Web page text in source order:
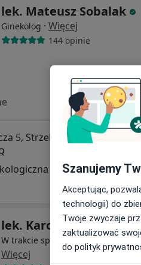
lek. Mateusz Sobalak
Ginekolog · Więcej
144 opinie
5, Strzelin Mapa
260
lek. Karol Mosna
W trakcie specjalizacji (Ginekolog) ·
Więcej
Szanujemy
Akceptując,
technologii) do
Twoje zwyczaje
zaktualizować
do polityk